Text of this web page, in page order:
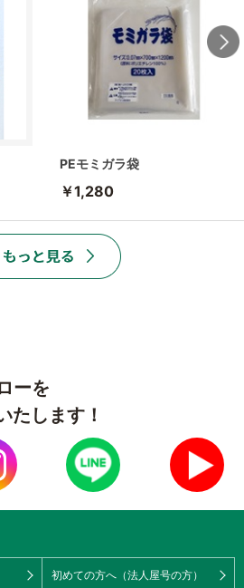
PEモミガラ袋
￥1,280
ーを
たします！
初めての方へ（法人屋号の方）